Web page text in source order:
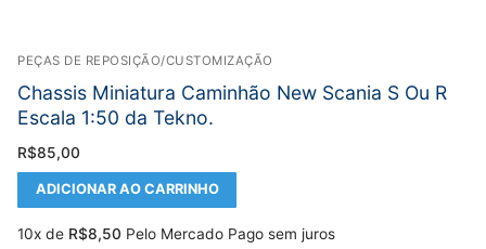
PEÇAS DE REPOSIÇÃO/CUSTOMIZAÇÃO
Chassis Miniatura Caminhão New Scania S Ou R
Escala 1:50 da Tekno.
R$85,00
ADICIONAR AO CARRINHO
10x de R$8,50 Pelo Mercado Pago sem juros